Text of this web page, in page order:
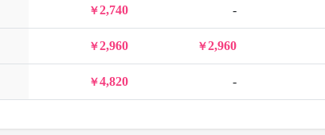
2,740 -
2,960 2,960
4,820 -